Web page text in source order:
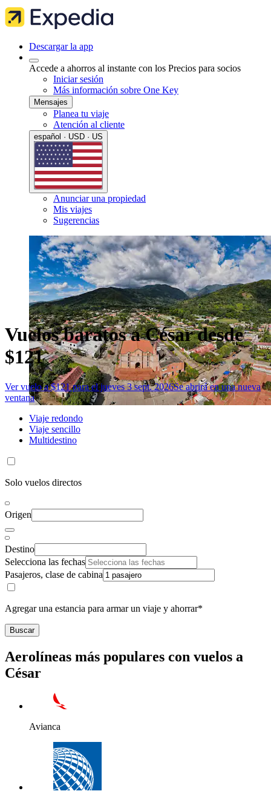
Descargar la app
Accede a ahorros al instante con los Precios para socios
Iniciar sesión
Más información sobre One Key
Mensajes
Planea tu viaje
Atención al cliente
español · USD · US
Anunciar una propiedad
Mis viajes
Sugerencias
Vuelos baratos a César desde
$121
Ver vuelo a $121 para el jueves 3 sept. 2026Se abrirá en una nueva
ventana
Viaje redondo
Viaje sencillo
Multidestino
Solo vuelos directos
Origen
Destino
Selecciona las fechas
Pasajeros, clase de cabina
Agregar una estancia para armar un viaje y ahorrar*
Buscar
Aerolíneas más populares con vuelos a
César
Avianca